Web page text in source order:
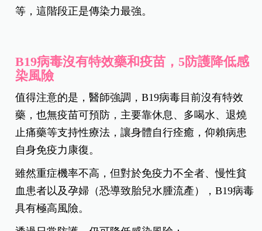
等，這階段正是傳染力最強。
B19病毒沒有特效藥和疫苗，5防護降低感
染風險
值得注意的是，醫師強調，B19病毒目前沒有特效
藥，也無疫苗可預防，主要靠休息、多喝水、退燒
止痛藥等支持性療法，讓身體自行痊癒，仰賴病患
自身免疫力康復。
雖然重症機率不高，但對於免疫力不全者、慢性貧
血患者以及孕婦（恐導致胎兒水腫流產），B19病毒
具有極高風險。